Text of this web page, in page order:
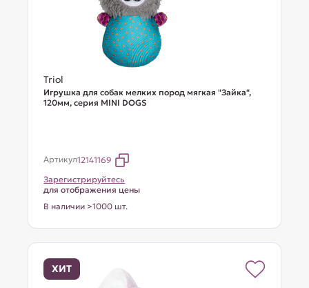
Triol
Игрушка для собак мелких пород мягкая "Зайка",
120мм, серия MINI DOGS
Артикул12141169
Зарегистрируйтесь
для отображения цены
В наличии >1000 шт.
ХИТ